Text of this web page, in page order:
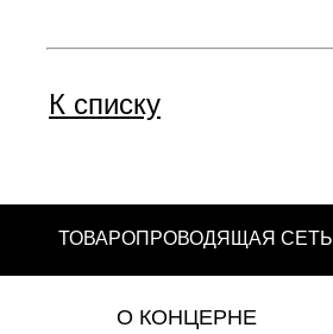
К списку
ТОВАРОПРОВОДЯЩАЯ СЕТЬ
О КОНЦЕРНЕ